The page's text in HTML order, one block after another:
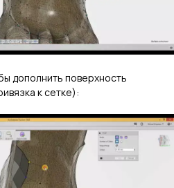
дополнить поверхность
к сетке):